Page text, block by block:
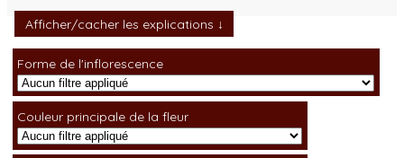
Afficher/cacher les explications
Forme de l'inflorescence
Couleur principale de la fleur